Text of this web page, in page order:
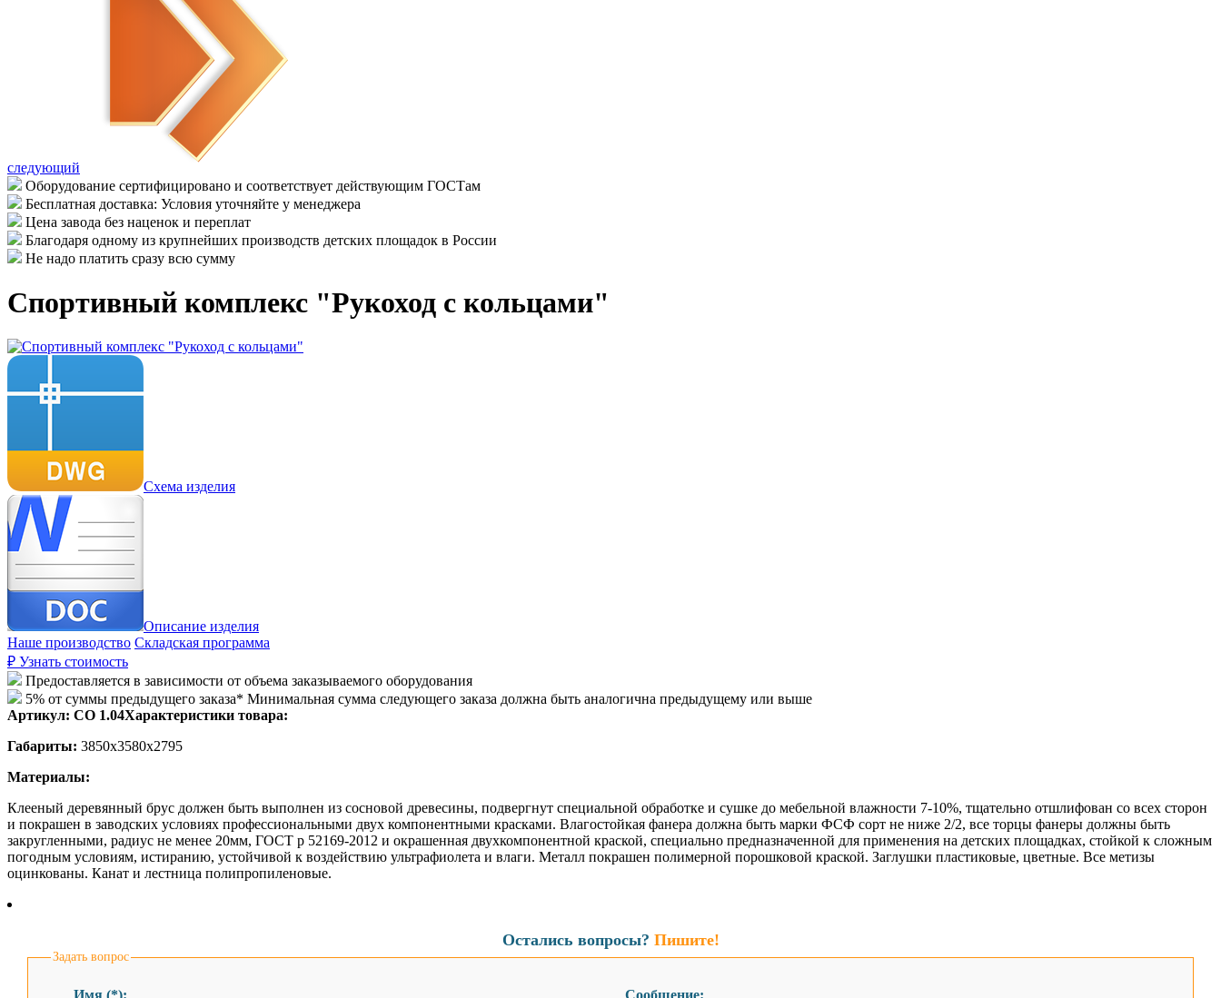
следующий
Оборудование сертифицировано и соответствует действующим ГОСТам
Бесплатная доставка: Условия уточняйте у менеджера
Цена завода без наценок и переплат
Благодаря одному из крупнейших производств детских площадок в России
Не надо платить сразу всю сумму
Спортивный комплекс "Рукоход с кольцами"
Схема изделия
Описание изделия
Наше производство Складская программа
₽ Узнать стоимость
Предоставляется в зависимости от объема заказываемого оборудования
5% от суммы предыдущего заказа* Минимальная сумма следующего заказа должна быть аналогична предыдущему или выше
Артикул: СО 1.04Характеристики товара:
Габариты: 3850х3580х2795
Материалы:
Клееный деревянный брус должен быть выполнен из сосновой древесины, подвергнут специальной обработке и сушке до мебельной влажности 7-10%, тщательно отшлифован со всех сторон
и покрашен в заводских условиях профессиональными двух компонентными красками. Влагостойкая фанера должна быть марки ФСФ сорт не ниже 2/2, все торцы фанеры должны быть
закругленными, радиус не менее 20мм, ГОСТ р 52169-2012 и окрашенная двухкомпонентной краской, специально предназначенной для применения на детских площадках, стойкой к сложным
погодным условиям, истиранию, устойчивой к воздействию ультрафиолета и влаги. Металл покрашен полимерной порошковой краской. Заглушки пластиковые, цветные. Все метизы
оцинкованы. Канат и лестница полипропиленовые.
Остались вопросы? Пишите!
Задать вопрос